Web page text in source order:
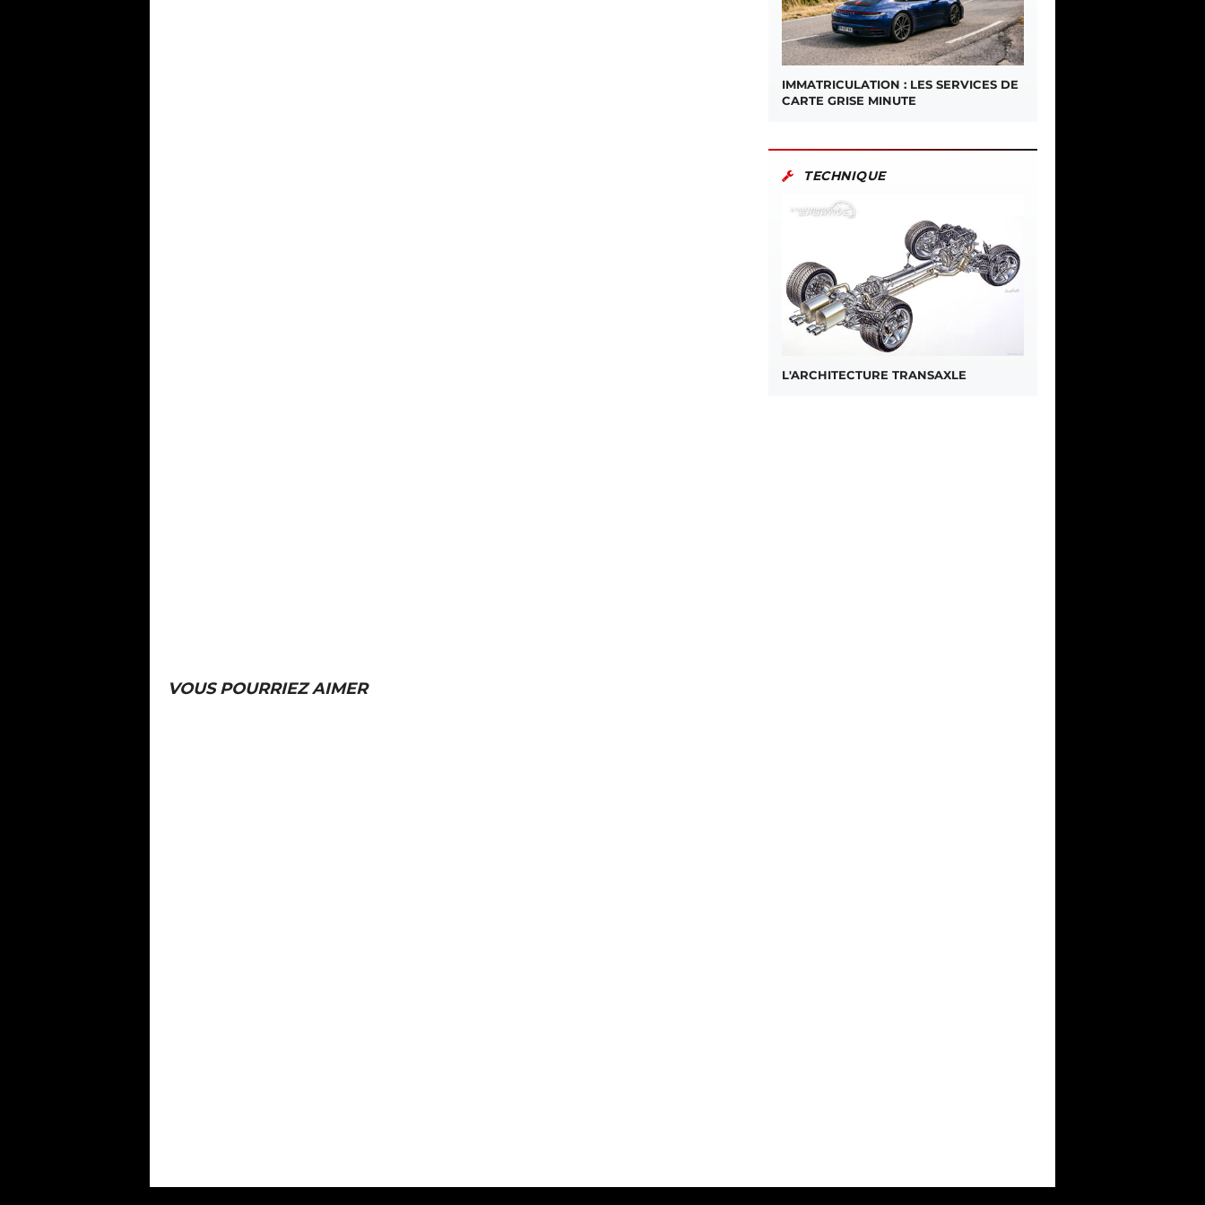
IMMATRICULATION : LES SERVICES DE
CARTE GRISE MINUTE
TECHNIQUE
L'ARCHITECTURE TRANSAXLE
VOUS POURRIEZ AIMER